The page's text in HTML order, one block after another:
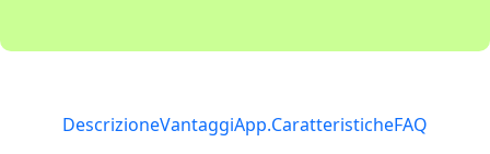
DescrizioneVantaggiApp.CaratteristicheFAQ